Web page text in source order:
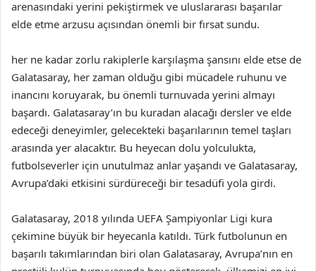
arenasındaki yerini pekiştirmek ve uluslararası başarılar
elde etme arzusu açısından önemli bir fırsat sundu.
her ne kadar zorlu rakiplerle karşılaşma şansını elde etse de
Galatasaray, her zaman olduğu gibi mücadele ruhunu ve
inancını koruyarak, bu önemli turnuvada yerini almayı
başardı. Galatasaray’ın bu kuradan alacağı dersler ve elde
edeceği deneyimler, gelecekteki başarılarının temel taşları
arasında yer alacaktır. Bu heyecan dolu yolculukta,
futbolseverler için unutulmaz anlar yaşandı ve Galatasaray,
Avrupa’daki etkisini sürdüreceği bir tesadüfi yola girdi.
Galatasaray, 2018 yılında UEFA Şampiyonlar Ligi kura
çekimine büyük bir heyecanla katıldı. Türk futbolunun en
başarılı takımlarından biri olan Galatasaray, Avrupa’nın en